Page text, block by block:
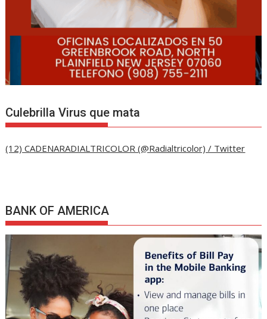
Culebrilla Virus que mata
(12) CADENARADIALTRICOLOR (@Radialtricolor) / Twitter
BANK OF AMERICA